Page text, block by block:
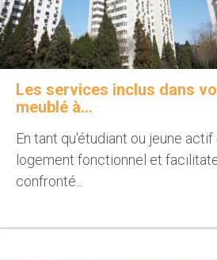
Les services inclus dans
meublé à...
En tant qu'étudiant ou jeune
logement fonctionnel et
confronté...